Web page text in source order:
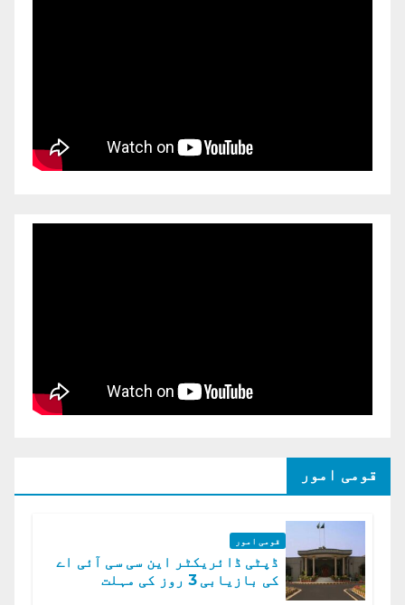
قومی امور
قومی امور
ڈپٹی ڈائریکٹر این سی سی آئی اے
کی بازیابی 3 روز کی مہلت